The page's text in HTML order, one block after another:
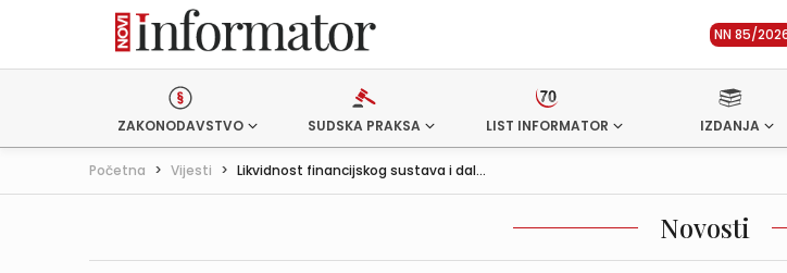
NN 85/
ZAKONODAVSTVO SUDSKA PRAKSA LIST INFORMATOR IZDANJA
Početna > Vijesti > Likvidnost financijskog sustava i dal...
Novosti